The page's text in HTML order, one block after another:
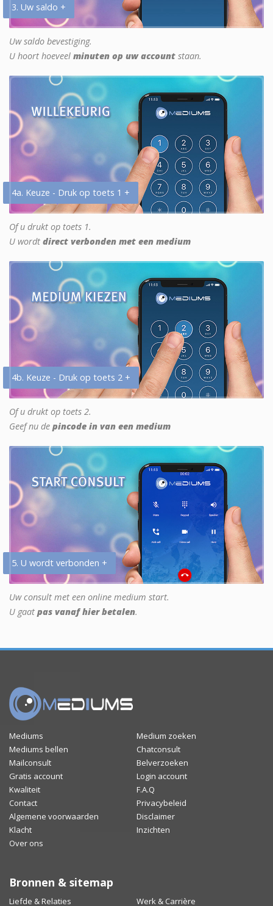
3. Uw saldo +
Uw saldo bevestiging.
U hoort hoeveel minuten op uw account staan.
4a. Keuze - Druk op toets 1 +
Of u drukt op toets 1.
U wordt direct verbonden met een medium
4b. Keuze - Druk op toets 2 +
Of u drukt op toets 2.
Geef nu de pincode in van een medium
5. U wordt verbonden +
Uw consult met een online medium start.
U gaat pas vanaf hier betalen.
Mediums
Medium zoeken
Mediums bellen
Chatconsult
Mailconsult
Belverzoeken
Gratis account
Login account
Kwaliteit
F.A.Q
Contact
Privacybeleid
Algemene voorwaarden
Disclaimer
Klacht
Inzichten
Over ons
Bronnen & sitemap
Liefde & Relaties Werk & Carrière